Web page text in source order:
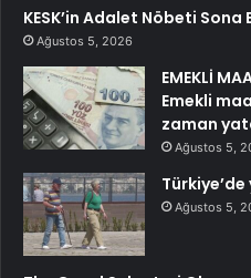
KESK’in Adalet Nöbeti Sona
Ağustos 5, 2026
EMEKLİ
Emekli
zaman
Ağustos 5,
Ağustos 5,